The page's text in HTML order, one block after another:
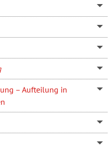
– Aufteilung in